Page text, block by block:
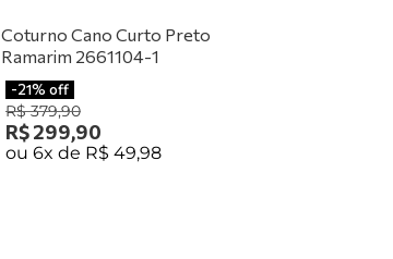
Coturno Cano Curto Preto
Ramarim 2661104-1
-21% off
R$ 379,90
R$299,90
ou6x de R$ 49,98